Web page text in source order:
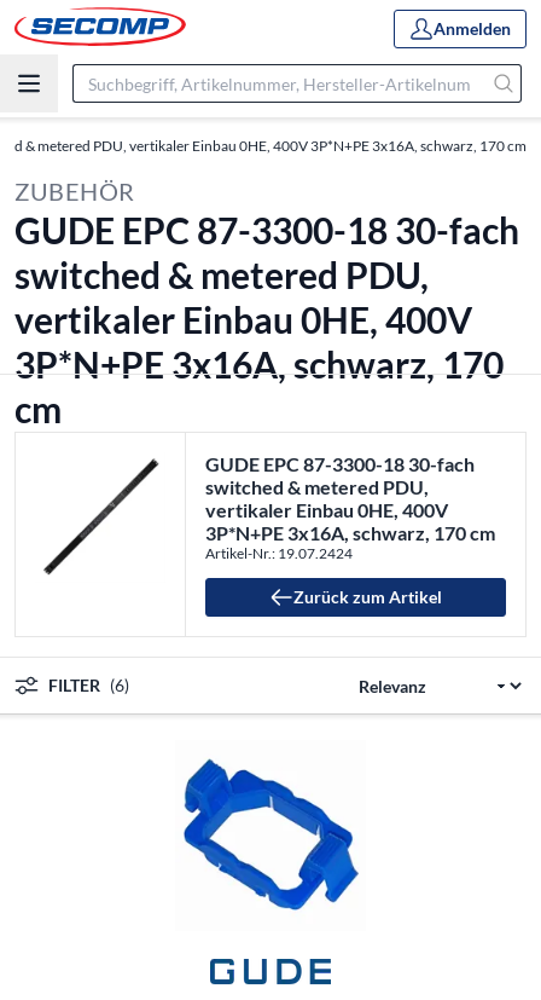
Anmelden
& metered PDU, vertikaler Einbau 0HE, 400V 3P*N+PE 3x16A, schwarz, 170 cm
ZUBEHÖR
GUDE EPC 87-3300-18 30-fach
switched & metered PDU,
vertikaler Einbau 0HE, 400V
3P*N+PE 3x16A, schwarz, 170
cm
GUDE EPC 87-3300-18 30-fach
switched & metered PDU,
vertikaler Einbau 0HE, 400V
3P*N+PE 3x16A, schwarz, 170 cm
Artikel-Nr.: 19.07.2424
Zurück zum Artikel
FILTER (6)